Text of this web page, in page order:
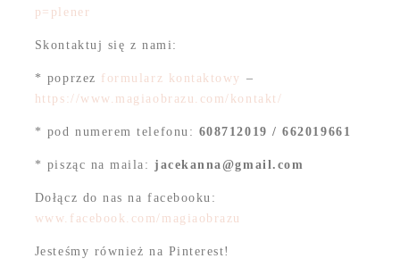
p=plener
Skontaktuj się z nami:
* poprzez formularz kontaktowy –
https://www.magiaobrazu.com/kontakt/
* pod numerem telefonu: 608712019 / 662019661
* pisząc na maila:jacekanna@gmail.com
Dołącz do nas na facebooku:
www.facebook.com/magiaobrazu
Jesteśmy również na Pinterest!